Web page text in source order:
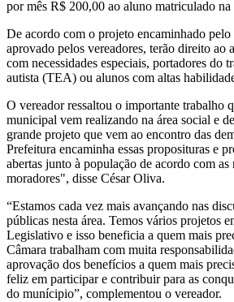
por mês R$ 200,00 ao aluno matriculado
De acordo com o projeto encaminhado
aprovado pelos vereadores, terão direito ao
com necessidades especiais, portadores do
autista (TEA) ou alunos com altas
O vereador ressaltou o importante trabalho
municipal vem realizando na área social e
grande projeto que vem ao encontro das
Prefeitura encaminha essas proposituras e
abertas junto à população de acordo com as
moradores", disse César Oliva.
“Estamos cada vez mais avançando nas
públicas nesta área. Temos vários projetos
Legislativo e isso beneficia a quem mais
Câmara trabalham com muita
aprovação dos benefícios a quem mais
feliz em participar e contribuir para as
do munícipio”, complementou o vereador.